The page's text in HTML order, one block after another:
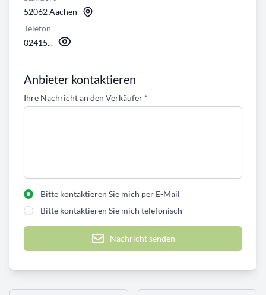
52062 Aachen
Telefon
02415...
Anbieter kontaktieren
Ihre Nachricht an den Verkäufer *
Bitte kontaktieren Sie mich per E-Mail
Bitte kontaktieren Sie mich telefonisch
Nachricht senden